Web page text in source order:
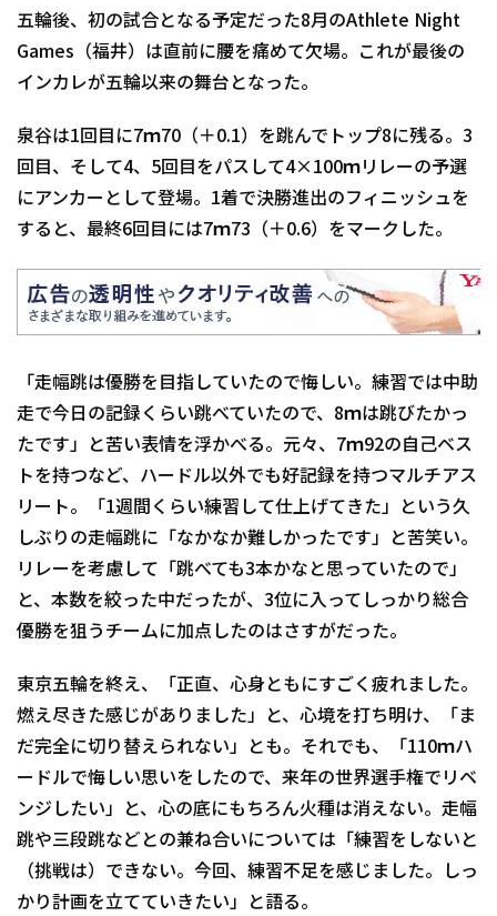
五輪後、初の試合となる予定だった8月のAthlete Night
Games（福井）は直前に腰を痛めて欠場。これが最後の
インカレが五輪以来の舞台となった。
泉谷は1回目に7ｍ70（＋0.1）を跳んでトップ8に残る。3
回目、そして4、5回目をパスして4×100ｍリレーの予選
にアンカーとして登場。1着で決勝進出のフィニッシュを
すると、最終6回目には7ｍ73（＋0.6）をマークした。
「走幅跳は優勝を目指していたので悔しい。練習では中助
走で今日の記録くらい跳べていたので、8ｍは跳びたかっ
たです」と苦い表情を浮かべる。元々、7ｍ92の自己ベス
トを持つなど、ハードル以外でも好記録を持つマルチアス
リート。「1週間くらい練習して仕上げてきた」という久
しぶりの走幅跳に「なかなか難しかったです」と苦笑い。
リレーを考慮して「跳べても3本かなと思っていたので」
と、本数を絞った中だったが、3位に入ってしっかり総合
優勝を狙うチームに加点したのはさすがだった。
東京五輪を終え、「正直、心身ともにすごく疲れました。
燃え尽きた感じがありました」と、心境を打ち明け、「ま
だ完全に切り替えられない」とも。それでも、「110ｍハ
ードルで悔しい思いをしたので、来年の世界選手権でリベ
ンジしたい」と、心の底にもちろん火種は消えない。走幅
跳や三段跳などとの兼ね合いについては「練習をしないと
（挑戦は）できない。今回、練習不足を感じました。しっ
かり計画を立てていきたい」と語る。